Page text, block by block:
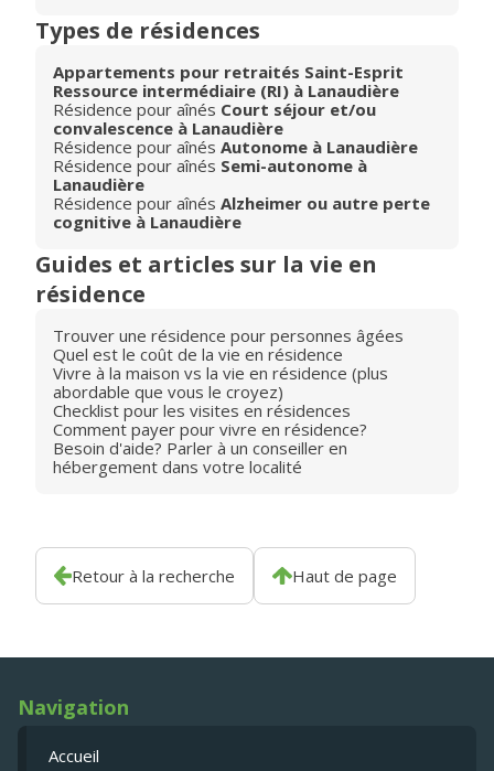
Types de résidences
Appartements pour retraités Saint-Esprit
Ressource intermédiaire (RI) à Lanaudière
Résidence pour aînés Court séjour et/ou
convalescence à Lanaudière
Résidence pour aînés Autonome à Lanaudière
Résidence pour aînés Semi-autonome à
Lanaudière
Résidence pour aînés Alzheimer ou autre perte
cognitive à Lanaudière
Guides et articles sur la vie en
résidence
Trouver une résidence pour personnes âgées
Quel est le coût de la vie en résidence
Vivre à la maison vs la vie en résidence (plus
abordable que vous le croyez)
Checklist pour les visites en résidences
Comment payer pour vivre en résidence?
Besoin d'aide? Parler à un conseiller en
hébergement dans votre localité
Retour à la recherche Haut de page
Navigation
Accueil